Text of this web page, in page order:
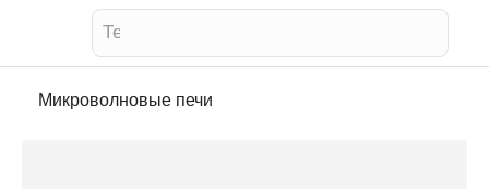
Телевизор
Микроволновые печи